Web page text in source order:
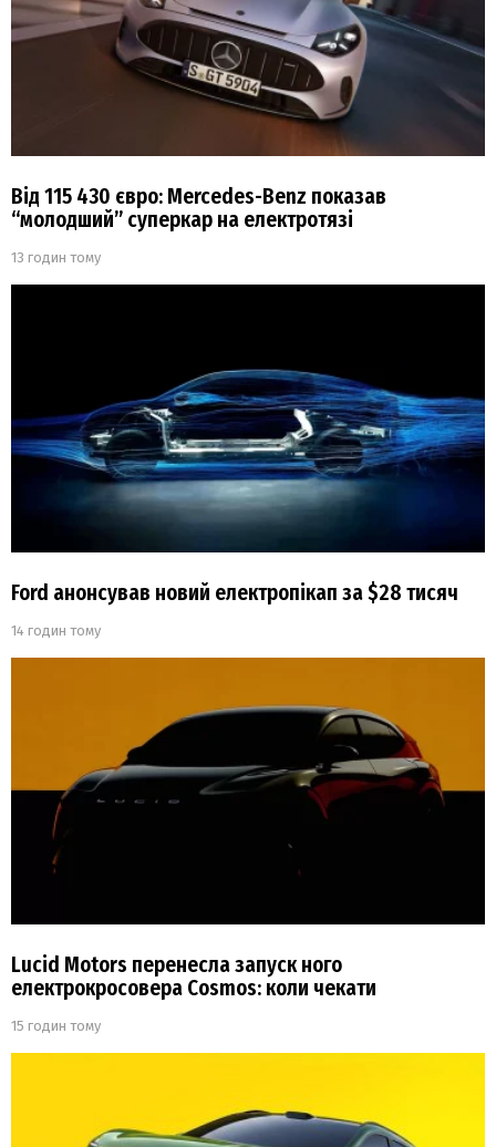
Від 115 430 євро: Mercedes-Benz показав
“молодший” суперкар на електротязі
13 годин тому
Ford анонсував новий електропікап за $28 тисяч
14 годин тому
Lucid Motors перенесла запуск ного
електрокросовера Cosmos: коли чекати
15 годин тому